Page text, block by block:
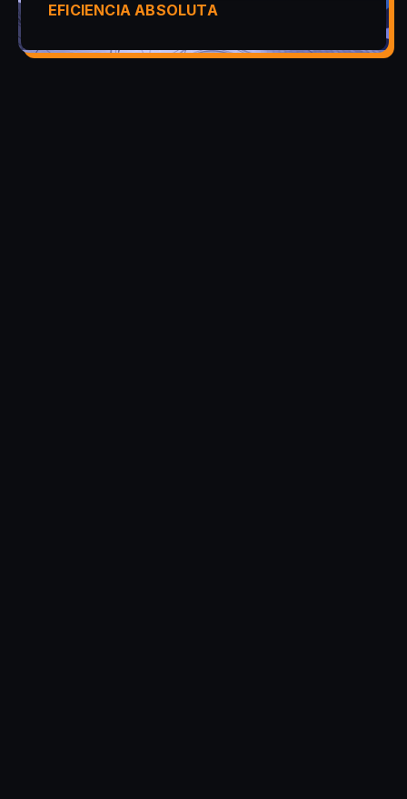
EFICIENCIA ABSOLUTA